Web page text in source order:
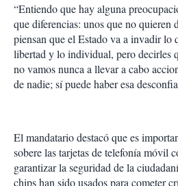
“Entiendo que hay alguna
que diferencias: unos que no quieren
piensan que el Estado va a invadir lo
libertad y lo individual, pero decirles
no vamos nunca a llevar a cabo
de nadie; sí puede haber esa
El mandatario destacó que es
sobere las tarjetas de telefonía móvil
garantizar la seguridad de la
chips han sido usados para cometer